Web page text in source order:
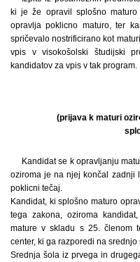
ki je že opravil splošno
opravlja poklicno maturo, ter
spričevalo nostrificirano kot
vpis v visokošolski študijski
kandidatov za vpis v tak program.
(prijava k maturi
Kandidat se k opravljanju
oziroma je na njej končal zadnji
poklicni tečaj.
Kandidat, ki splošno maturo
tega zakona, oziroma
mature v skladu s 25. členom
center, ki ga razporedi na srednjo
Srednja šola iz prvega in